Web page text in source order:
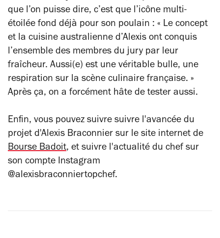
que l’on puisse dire, c’est que l’icône multi-
étoilée fond déjà pour son poulain : « Le concept
et la cuisine australienne d’Alexis ont conquis
l’ensemble des membres du jury par leur
fraîcheur. Aussi(e) est une véritable bulle, une
respiration sur la scène culinaire française. »
Après ça, on a forcément hâte de tester aussi.
Enfin, vous pouvez suivre suivre l'avancée du
projet d'Alexis Braconnier sur le site internet de
Bourse Badoit, et suivre l'actualité du chef sur
son compte Instagram
@alexisbraconniertopchef.